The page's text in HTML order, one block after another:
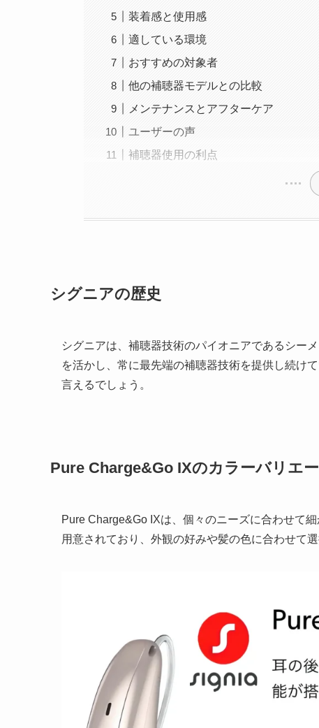
装着感と使用感
適している環境
おすすめの対象者
他の補聴器モデルとの比較
メンテナンスとアフターケア
ユーザーの声
補聴器使用の利点
シグニアの歴史
シグニアは、補聴器技術のパイオニアであるシー
を活かし、常に最先端の補聴器技術を提供し続け
言えるでしょう。
Pure Charge&Go IXのカラーバリエ
Pure Charge&Go IXは、個々のニーズに合わせて
用意されており、外観の好みや髪の色に合わせて選